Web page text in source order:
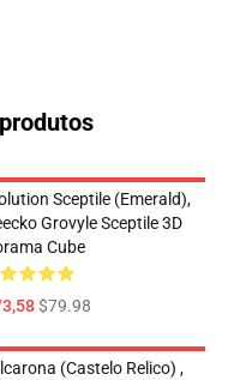
Sceptile (Emerald),
Grovyle Sceptile 3D
Cube
$79.98
(Castelo Relico) ,